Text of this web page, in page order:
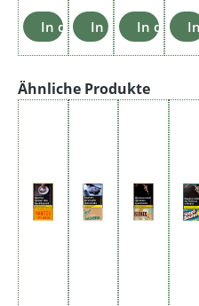
In den Warenkorb
In den In den
Produktgalerie
Ähnliche Produkte